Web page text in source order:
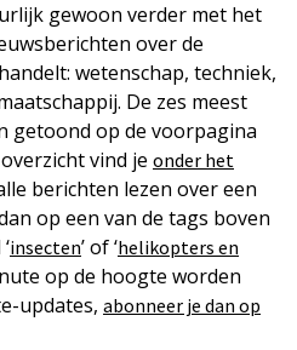
gewoon verder met het
over de
wetenschap, techniek,
De zes meest
getoond op de voorpagina
vind je onder het
berichten lezen over een
op een van de tags boven
insecten’ of ‘helikopters en
op de hoogte worden
updates, abonneer je dan op